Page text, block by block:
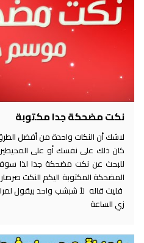
نكت مضحكة جدا مكتوبة
لاشك أن النكات واحدة من أفضل
كان ذلك على نفسك أو على
للبحث عن نكت مضحكة جدا لذا
المضحكة المكتوبة اليكم النكت
فليت قاله لأ شبشب واحد بيقول
زي الساعة